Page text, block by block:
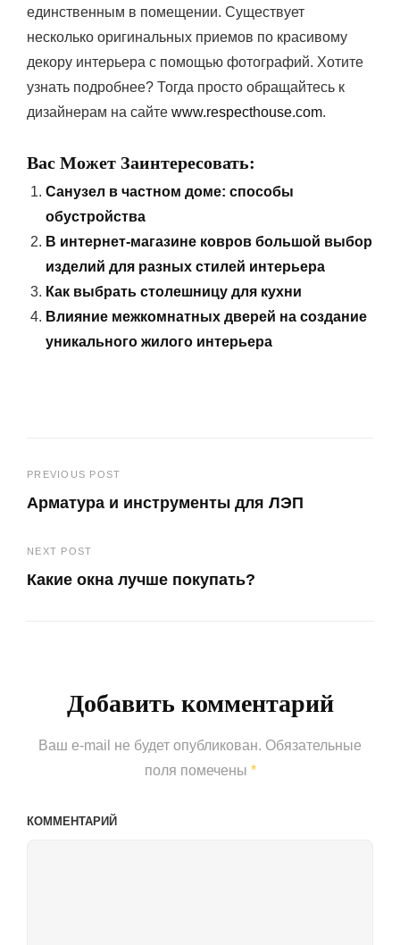
единственным в помещении. Существует
несколько оригинальных приемов по красивому
декору интерьера с помощью фотографий. Хотите
узнать подробнее? Тогда просто обращайтесь к
дизайнерам на сайте www.respecthouse.com.
Вас Может Заинтересовать:
Санузел в частном доме: способы
обустройства
В интернет-магазине ковров большой выбор
изделий для разных стилей интерьера
Как выбрать столешницу для кухни
Влияние межкомнатных дверей на создание
уникального жилого интерьера
Навигация
по
записям
PREVIOUS POST
Арматура и инструменты для ЛЭП
Post
NEXT POST
Какие окна лучше покупать?
Добавить комментарий
Ваш e-mail не будет опубликован. Обязательные
поля помечены *
КОММЕНТАРИЙ